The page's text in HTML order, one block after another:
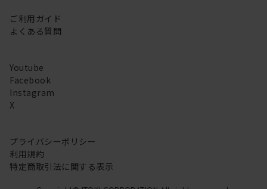
ご利用ガイド
よくある質問
Youtube
Facebook
Instagram
X
プライバシーポリシー
利用規約
特定商取引法に関する表示